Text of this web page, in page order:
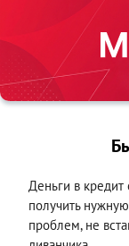
Деньги в кредит
получить
проблем, не